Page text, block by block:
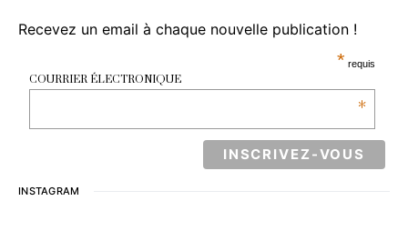
Recevez un email à chaque nouvelle publication !
* requis
COURRIER ÉLECTRONIQUE
*
INSTAGRAM